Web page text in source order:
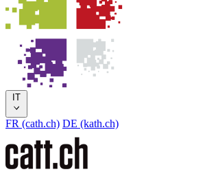
IT
FR (cath.ch) DE (kath.ch)